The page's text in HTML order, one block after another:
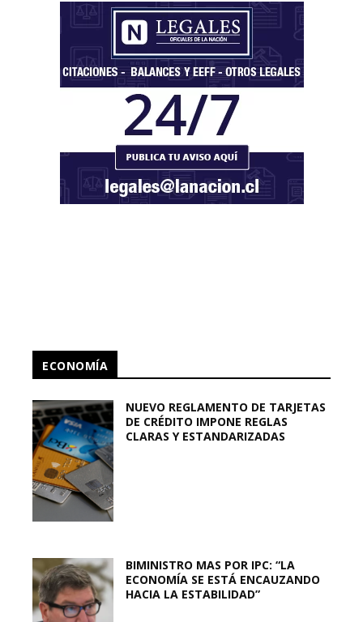
ECONOMÍA
NUEVO REGLAMENTO DE TARJETAS
DE CRÉDITO IMPONE REGLAS
CLARAS Y ESTANDARIZADAS
BIMINISTRO MAS POR IPC: “LA
ECONOMÍA SE ESTÁ ENCAUZANDO
HACIA LA ESTABILIDAD”